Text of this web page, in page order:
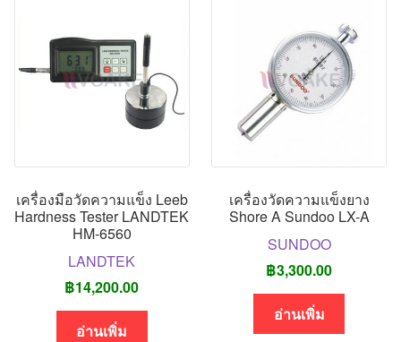
เครื่องมือวัดความแข็ง Leeb
Hardness Tester LANDTEK
HM-6560
LANDTEK
฿14,200.00
อ่านเพิ่ม
เครื่องวัดความแข็งยาง
Shore A Sundoo LX-A
SUNDOO
฿3,300.00
อ่านเพิ่ม